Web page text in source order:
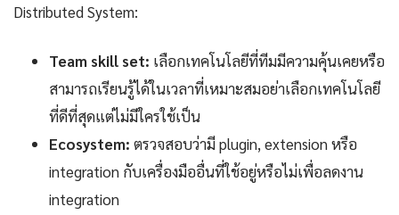
Distributed System:
Team skill set: เลือกเทคโนโลยีที่ทีมมีความคุ้นเคยหรือ
สามารถเรียนรู้ได้ในเวลาที่เหมาะสมอย่าเลือกเทคโนโลยี
ที่ดีที่สุดแต่ไม่มีใครใช้เป็น
Ecosystem: ตรวจสอบว่ามี plugin, extension หรือ
integration กับเครื่องมืออื่นที่ใช้อยู่หรือไม่เพื่อลดงาน
integration